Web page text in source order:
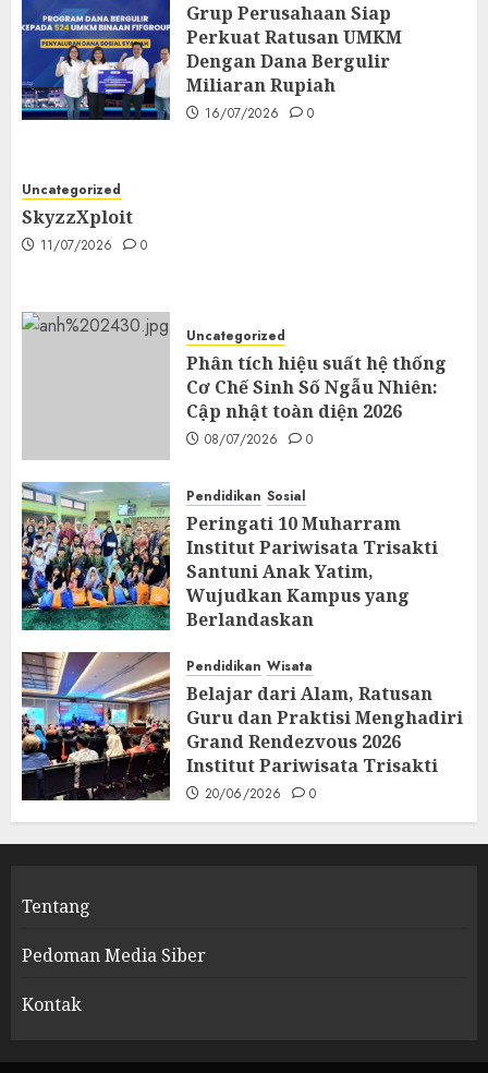
Grup Perusahaan Siap
Perkuat Ratusan UMKM
Dengan Dana Bergulir
Miliaran Rupiah
16/07/2026 0
Uncategorized
SkyzzXploit
11/07/2026 0
Uncategorized
Phân tích hiệu suất hệ thống
Cơ Chế Sinh Số Ngẫu Nhiên:
Cập nhật toàn diện 2026
08/07/2026 0
Pendidikan Sosial
Peringati 10 Muharram
Institut Pariwisata Trisakti
Santuni Anak Yatim,
Wujudkan Kampus yang
Berlandaskan
Spiritualitas
26/06/2026 0
Pendidikan Wisata
Belajar dari Alam, Ratusan
Guru dan Praktisi Menghadiri
Grand Rendezvous 2026
Institut Pariwisata Trisakti
20/06/2026 0
Tentang
Pedoman Media Siber
Kontak